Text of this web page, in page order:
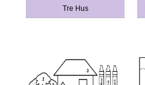
Tre Hus